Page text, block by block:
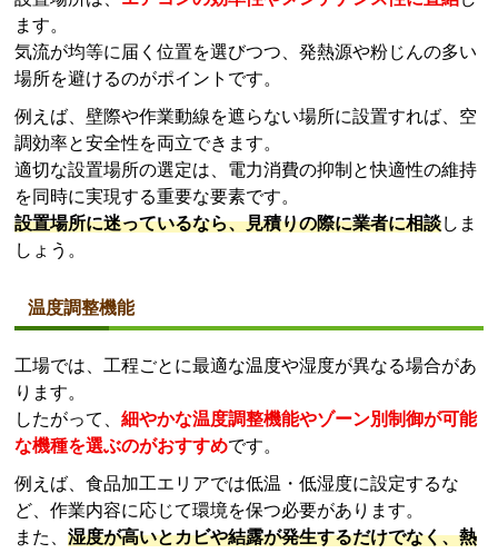
ます。
気流が均等に届く位置を選びつつ、発熱源や粉じんの多い
場所を避けるのがポイントです。
例えば、壁際や作業動線を遮らない場所に設置すれば、空
調効率と安全性を両立できます。
適切な設置場所の選定は、電力消費の抑制と快適性の維持
を同時に実現する重要な要素です。
設置場所に迷っているなら、見積りの際に業者に相談しま
しょう。
温度調整機能
工場では、工程ごとに最適な温度や湿度が異なる場合があ
ります。
したがって、細やかな温度調整機能やゾーン別制御が可能
な機種を選ぶのがおすすめです。
例えば、食品加工エリアでは低温・低湿度に設定するな
ど、作業内容に応じて環境を保つ必要があります。
また、湿度が高いとカビや結露が発生するだけでなく、熱